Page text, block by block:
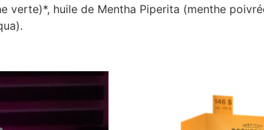
verte)*, huile de Mentha Piperita (menthe